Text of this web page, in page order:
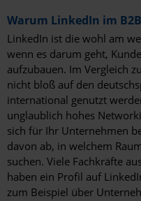
Warum LinkedIn im
LinkedIn ist die wohl am
wenn es darum geht,
aufzubauen. Im Vergleich
nicht bloß auf den
international genutzt
unglaublich hohes
sich für Ihr Unternehmen
davon ab, in welchem
suchen. Viele Fachkräfte
haben ein Profil auf
zum Beispiel über